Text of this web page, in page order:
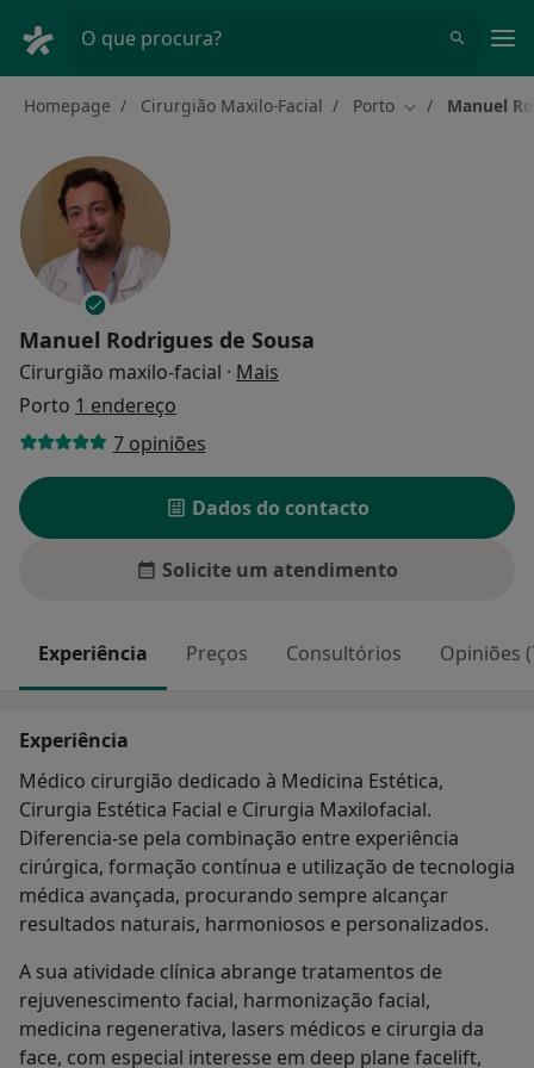
O que procura?
Homepage Cirurgião Maxilo-Facial Porto Mudar de
Manuel
Manuel Rodrigues de Sousa
Cirurgião maxilo-facial · Mais
Porto 1 endereço
7 opiniões
Dados do contacto
Solicite um atendimento
Experiência Preços Consultórios Opiniões
Experiência
Médico cirurgião dedicado à Medicina Estética,
Cirurgia Estética Facial e Cirurgia Maxilofacial.
Diferencia-se pela combinação entre experiência
cirúrgica, formação contínua e utilização de tecnologia
médica avançada, procurando sempre alcançar
resultados naturais, harmoniosos e personalizados.
A sua atividade clínica abrange tratamentos de
rejuvenescimento facial, harmonização facial,
medicina regenerativa, lasers médicos e cirurgia da
face, com especial interesse em deep plane facelift,